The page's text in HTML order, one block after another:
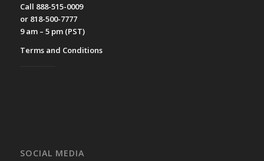
Call 888-515-0009
or 818-500-7777
9 am – 5 pm (PST)
Terms and Conditions
SOCIAL MEDIA